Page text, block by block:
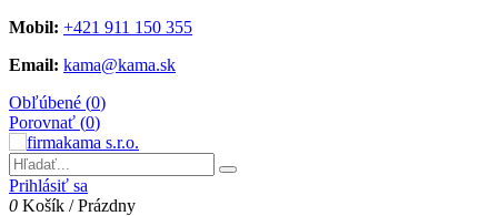
Mobil: +421 911 150 355
Email: kama@kama.sk
Obľúbené (0)
Porovnať (0)
Prihlásiť sa
0 Košík /Prázdny